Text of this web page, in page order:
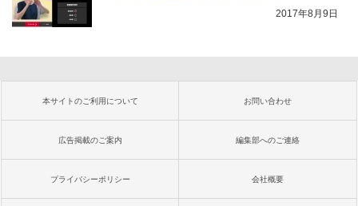
2017年8月9日
本サイトのご利用について お問い合わせ
広告掲載のご案内 編集部へのご連絡
プライバシーポリシー 会社概要